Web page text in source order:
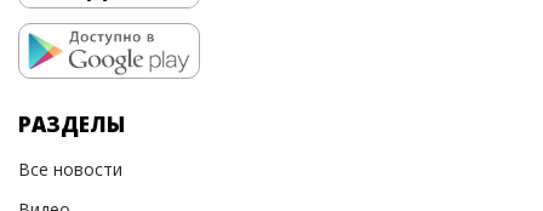
РАЗДЕЛЫ
Все новости